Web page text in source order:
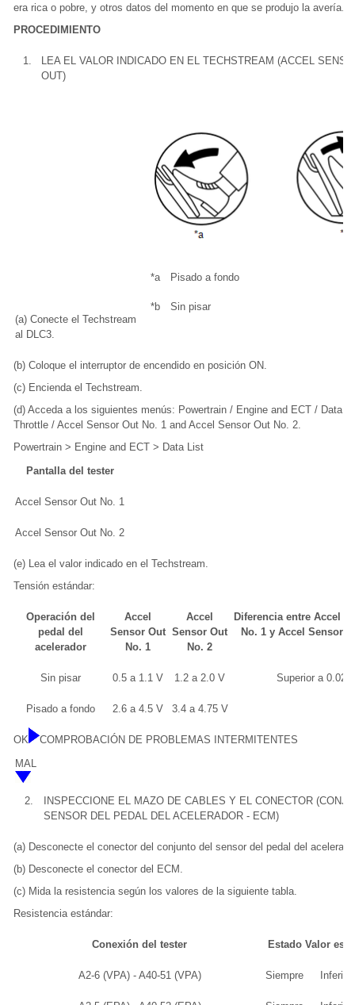
era rica o pobre, y otros datos del momento en que se produjo la avería.
PROCEDIMIENTO
1.
LEA EL VALOR INDICADO EN EL TECHSTREAM (ACCEL
OUT)
(a) Conecte el Techstream
al DLC3.
*a Pisado a fondo
*b Sin pisar
(b) Coloque el interruptor de encendido en posición ON.
(c) Encienda el Techstream.
(d) Acceda a los siguientes menús: Powertrain / Engine and ECT / Data
Throttle / Accel Sensor Out No. 1 and Accel Sensor Out No. 2.
Powertrain > Engine and ECT > Data List
Pantalla del tester
Accel Sensor Out No. 1
Accel Sensor Out No. 2
(e) Lea el valor indicado en el Techstream.
Tensión estándar:
Operación del
pedal del
acelerador
Accel
Sensor Out
No. 1
Accel
Sensor Out
No. 2
Diferencia entre Accel
No. 1 y Accel Sensor
Sin pisar 0.5 a 1.1 V 1.2 a 2.0 V Superior a 0.02
Pisado a fondo 2.6 a 4.5 V 3.4 a 4.75 V
OK
COMPROBACIÓN DE PROBLEMAS INTERMITENTES
MAL
2.
INSPECCIONE EL MAZO DE CABLES Y EL CONECTOR
SENSOR DEL PEDAL DEL ACELERADOR - ECM)
(a) Desconecte el conector del conjunto del sensor del pedal del
(b) Desconecte el conector del ECM.
(c) Mida la resistencia según los valores de la siguiente tabla.
Resistencia estándar:
Conexión del tester Estado Valor
A2-6 (VPA) - A40-51 (VPA) Siempre